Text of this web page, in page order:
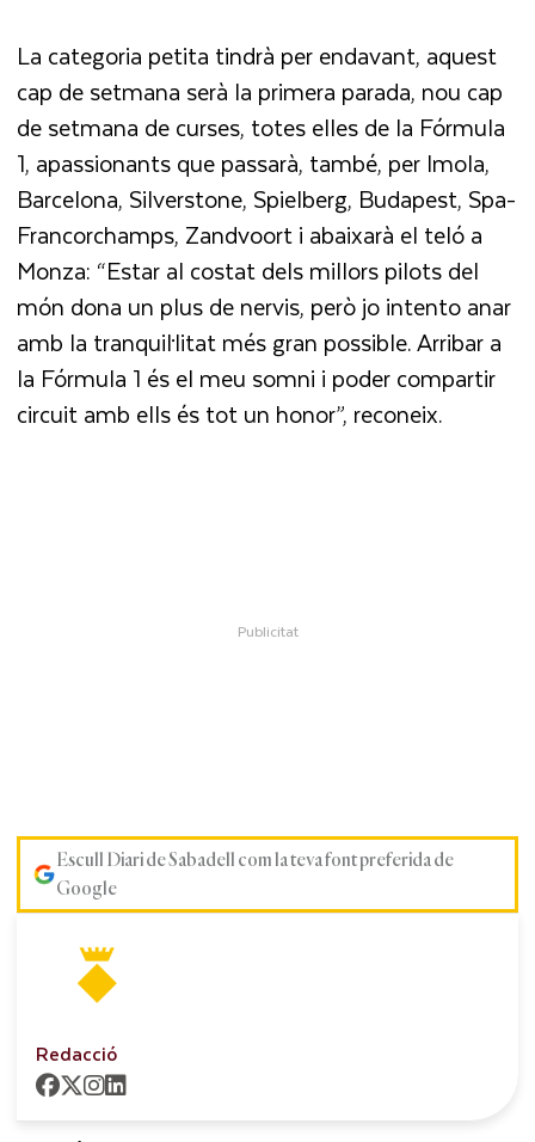
La categoria petita tindrà per endavant, aquest
cap de setmana serà la primera parada, nou cap
de setmana de curses, totes elles de la Fórmula
1, apassionants que passarà, també, per Imola,
Barcelona, Silverstone, Spielberg, Budapest, Spa-
Francorchamps, Zandvoort i abaixarà el teló a
Monza: “Estar al costat dels millors pilots del
món dona un plus de nervis, però jo intento anar
amb la tranquil·litat més gran possible. Arribar a
la Fórmula 1 és el meu somni i poder compartir
circuit amb ells és tot un honor”, reconeix.
Escull Diari de Sabadell com la teva font preferida de
Google
Redacció